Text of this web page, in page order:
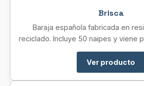
Brisca
Baraja española fabricada en
reciclado. Incluye 50 naipes y viene
Ver producto